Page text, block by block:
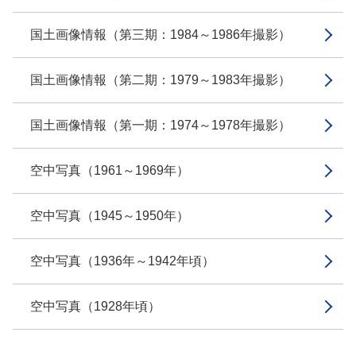
国土画像情報（第三期：1984～1986年撮影）
国土画像情報（第二期：1979～1983年撮影）
国土画像情報（第一期：1974～1978年撮影）
空中写真（1961～1969年）
空中写真（1945～1950年）
空中写真（1936年～1942年頃）
空中写真（1928年頃）